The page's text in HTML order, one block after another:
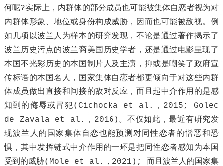
何呢?实际上，内群体的部分成员也可能被集体自恋者视为对
内群体形象、地位或身份构成威胁，因而也可能被敌视。例
如几项以波兰人为样本的研究发现，不论是通过著作揭示了
波兰历史污点的波兰裔美国历史学者，还是通过电影呈现了
本国不光彩历史的本国制片人及主演，抑或是嘲笑了政府宣
传标语的本国名人，国家集体自恋者都更倾向于对这些内群
体成员做出直接和间接的敌对反应，而且起中介作用的是感
知到的侮辱或冒犯(Cichocka et al.，2015; Golec
de Zavala et al.，2016)。不仅如此，最近有研究发
现波兰人的国家集体自恋也能预测对同性恋者的憎恶和恐
惧，其中发挥链式中介作用的一环是把同性恋者感知为本国
受到的威胁(Mole et al.，2021); 而且波兰人的国家集